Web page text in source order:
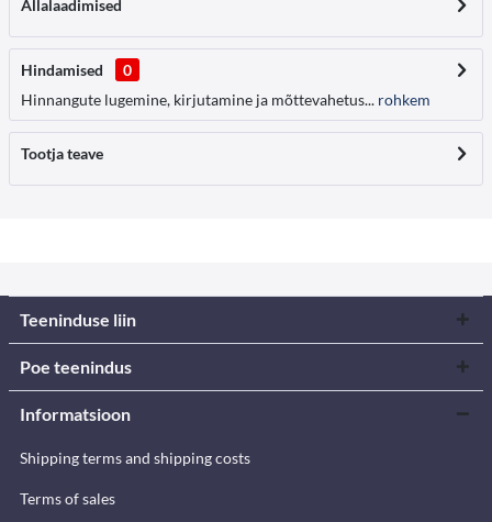
Allalaadimised
Hindamised
0
Hinnangute lugemine, kirjutamine ja mõttevahetus... rohkem
Tootja teave
Teeninduse liin
Poe teenindus
Informatsioon
Shipping terms and shipping costs
Terms of sales